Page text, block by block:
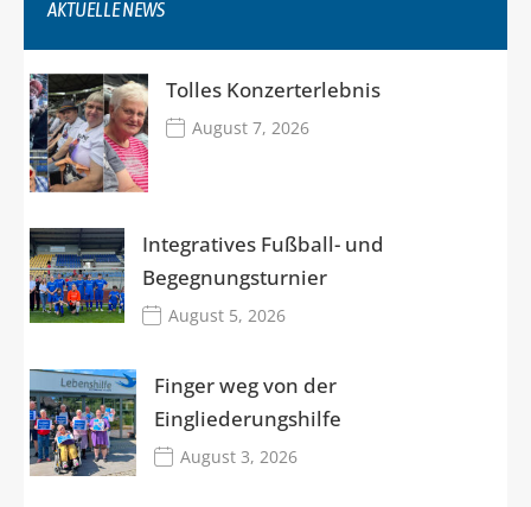
AKTUELLE NEWS
Tolles Konzerterlebnis
August 7, 2026
Integratives Fußball- und
Begegnungsturnier
August 5, 2026
Finger weg von der
Eingliederungshilfe
August 3, 2026